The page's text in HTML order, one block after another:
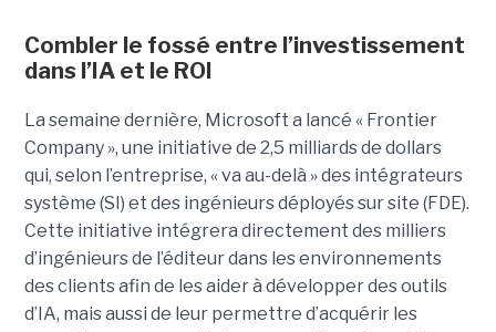
Combler le fossé entre l’investissement
dans l’IA et le ROI
La semaine dernière, Microsoft a lancé « Frontier
Company », une initiative de 2,5 milliards de dollars
qui, selon l’entreprise, « va au-delà » des intégrateurs
système (SI) et des ingénieurs déployés sur site (FDE).
Cette initiative intégrera directement des milliers
d’ingénieurs de l’éditeur dans les environnements
des clients afin de les aider à développer des outils
d’IA, mais aussi de leur permettre d’acquérir les